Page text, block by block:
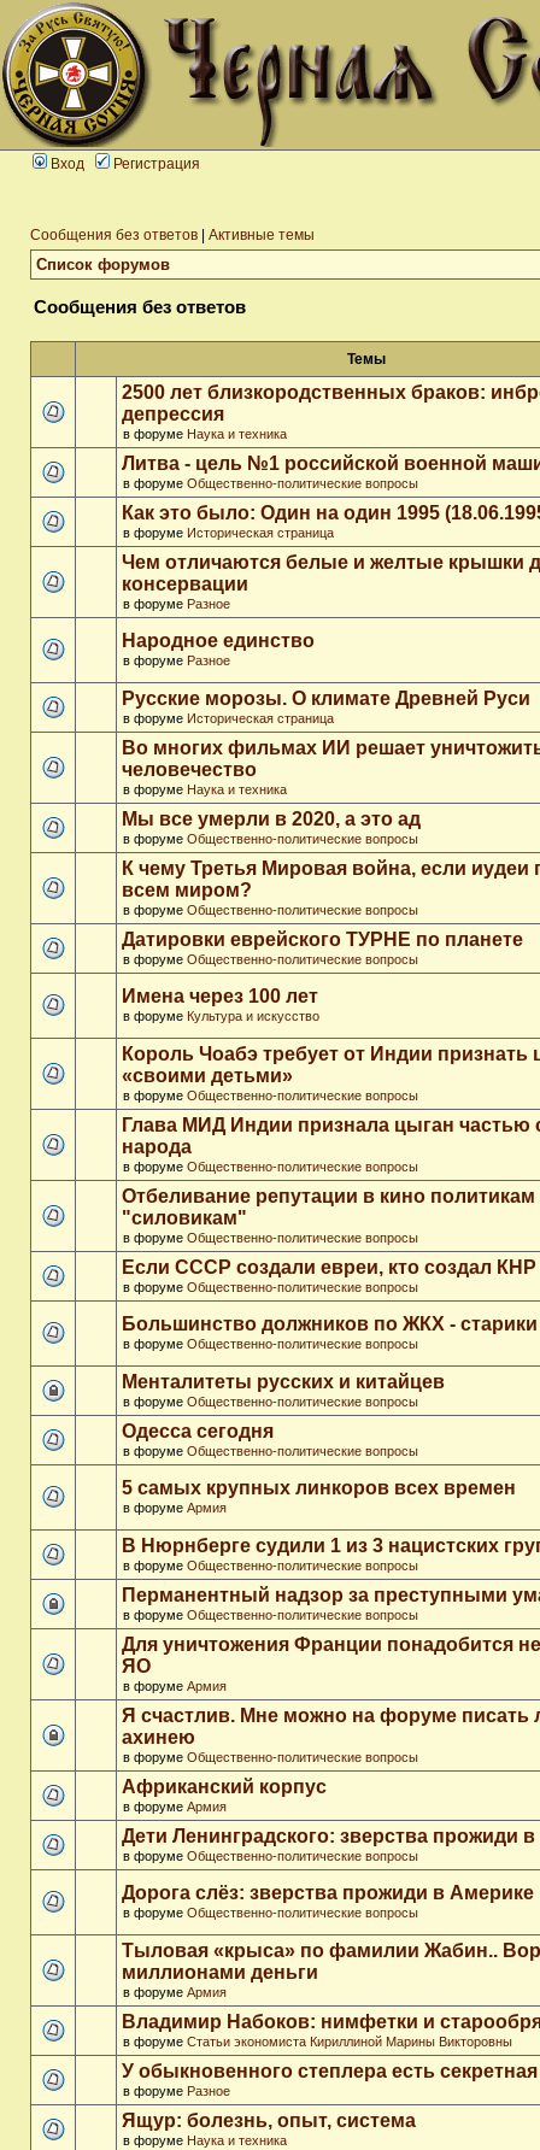
Вход Регистрация
Сообщения без ответов Активные темы
Список форумов
Сообщения без ответов
Темы
2500 лет близкородственных браков:
депрессия
в форуме Наука и техника
Литва - цель №1 российской военной
в форуме Общественно-политические вопросы
Как это было: Один на один 1995
в форуме Историческая страница
Чем отличаются белые и желтые крышки
консервации
в форуме Разное
Народное единство
в форуме Разное
Русские морозы. О климате Древней Руси
в форуме Историческая страница
Во многих фильмах ИИ решает
человечество
в форуме Наука и техника
Мы все умерли в 2020, а это ад
в форуме Общественно-политические вопросы
К чему Третья Мировая война, если иудеи
всем миром?
в форуме Общественно-политические вопросы
Датировки еврейского ТУРНЕ по планете
в форуме Общественно-политические вопросы
Имена через 100 лет
в форуме Культура и искусство
Король Чоабэ требует от Индии признать
«своими детьми»
в форуме Общественно-политические вопросы
Глава МИД Индии признала цыган частью
народа
в форуме Общественно-политические вопросы
Отбеливание репутации в кино политикам
"силовикам"
в форуме Общественно-политические вопросы
Если СССР создали евреи, кто создал
в форуме Общественно-политические вопросы
Большинство должников по ЖКХ - старики
в форуме Общественно-политические вопросы
Менталитеты русских и китайцев
в форуме Общественно-политические вопросы
Одесса сегодня
в форуме Общественно-политические вопросы
5 самых крупных линкоров всех времен
в форуме Армия
В Нюрнберге судили 1 из 3 нацистских
в форуме Общественно-политические вопросы
Перманентный надзор за преступными
в форуме Общественно-политические вопросы
Для уничтожения Франции понадобится
ЯО
в форуме Армия
Я счастлив. Мне можно на форуме
ахинею
в форуме Общественно-политические вопросы
Африканский корпус
в форуме Армия
Дети Ленинградского: зверства прожиди
в форуме Общественно-политические вопросы
Дорога слёз: зверства прожиди в Америке
в форуме Общественно-политические вопросы
Тыловая «крыса» по фамилии Жабин..
миллионами деньги
в форуме Армия
Владимир Набоков: нимфетки и
в форуме Статьи экономиста Кириллиной Марины Викторовны
У обыкновенного степлера есть
в форуме Разное
Ящур: болезнь, опыт, система
в форуме Наука и техника